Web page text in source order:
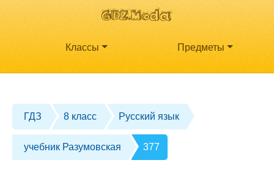
Классы Предметы
ГДЗ 8 класс Русский язык
учебник Разумовская 377